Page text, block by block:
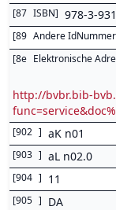
[87 ISBN] 978-3-
[89 Andere
[8e Elektronische
http://bvbr.bib-
[902 ] aK n01
[903 ] aL n02.0
[904 ] 11
[905 ] DA